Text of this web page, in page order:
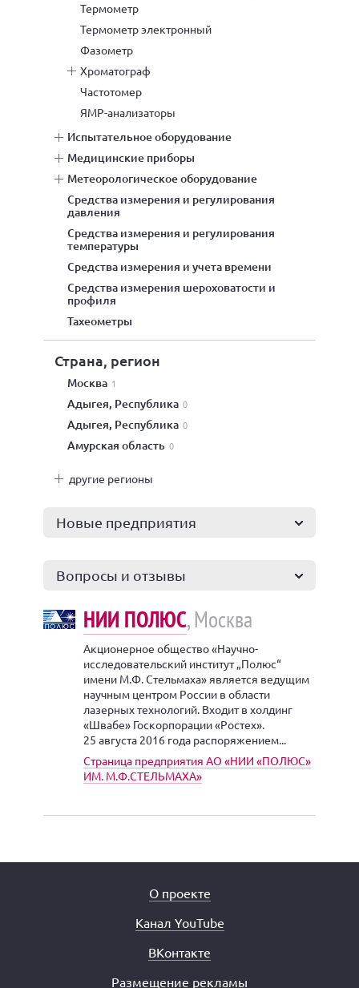
термометр
термометр электронный
фазометр
хроматограф
частотомер
ЯМР-анализаторы
испытательное оборудование
медицинские приборы
метеорологическое оборудование
средства измерения и регулирования
давления
средства измерения и регулирования
температуры
средства измерения и учета времени
средства измерения шероховатости и
профиля
тахеометры
Страна, регион
Москва 1
Адыгея, Республика 0
Адыгея, Республика 0
Амурская область 0
другие регионы
Новые предприятия
Вопросы и отзывы
НИИ ПОЛЮС, Москва
Акционерное общество «Научно-
исследовательский институт „Полюс“
имени М.Ф. Стельмаха» является ведущим
научным центром России в области
лазерных технологий. Входит в холдинг
«Швабе» Госкорпорации «Ростех».
25 августа 2016 года распоряжением...
Страница предприятия АО «НИИ «ПОЛЮС»
ИМ. М.Ф.СТЕЛЬМАХА»
О проекте
Канал YouTube
ВКонтакте
Размещение рекламы